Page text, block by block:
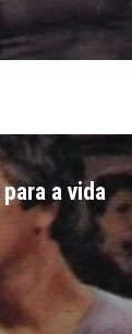
a vida